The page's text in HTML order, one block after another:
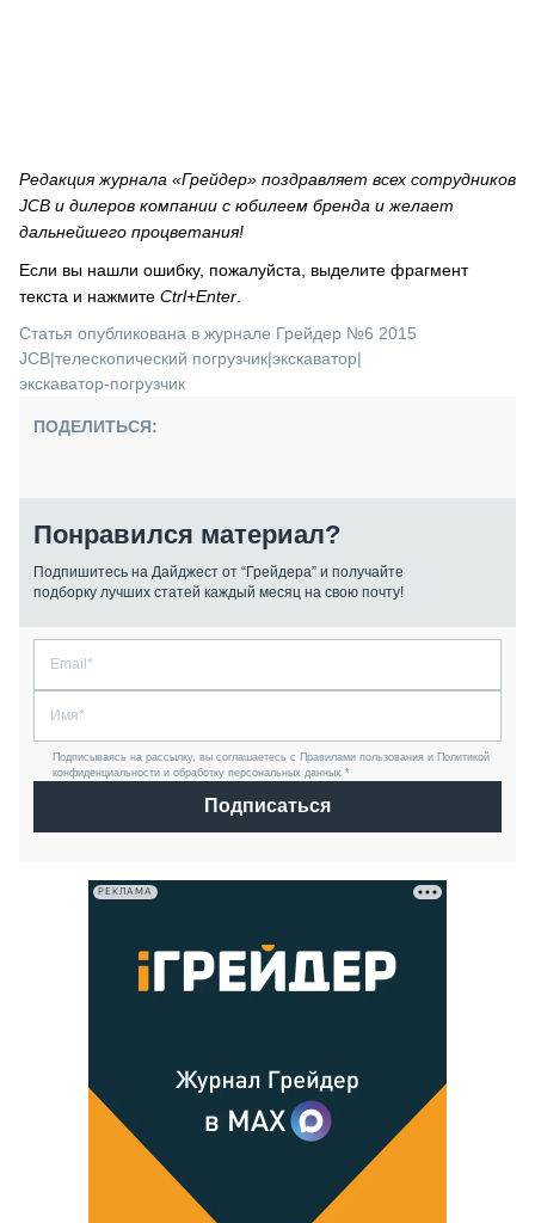
Редакция журнала «Грейдер» поздравляет всех сотрудников
JCB и дилеров компании с юбилеем бренда и желает
дальнейшего процветания!
Если вы нашли ошибку, пожалуйста, выделите фрагмент
текста и нажмите Ctrl+Enter
Статья опубликована в журнале Грейдер №6 2015
JCB|телескопический погрузчик|экскаватор|
экскаватор-погрузчик
ПОДЕЛИТЬСЯ:
Понравился материал?
Подпишитесь на Дайджест от “Грейдера” и получайте
подборку лучших статей каждый месяц на свою почту!
Подписываясь на рассылку, вы соглашаетесь с Правилами пользования и Политикой
конфиденциальности и обработку персональных данных *
Подписаться
РЕКЛАМА